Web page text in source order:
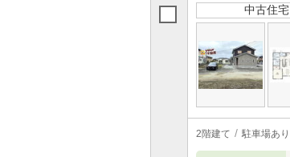
中古住宅
2階建て 駐車場あり